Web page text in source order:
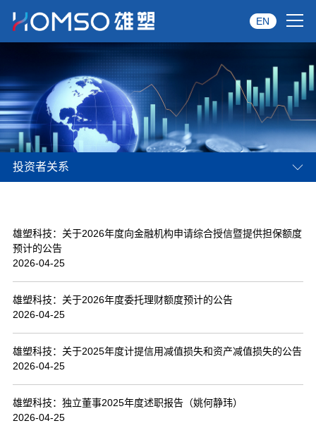
关于雄塑
产品中心
品牌服务
资讯中心
经典案例
联系我们
EN
投资者关系
雄塑科技：关于2026年度向金融机构申请综合授信暨提供担保额度
预计的公告
2026-04-25
雄塑科技：关于2026年度委托理财额度预计的公告
2026-04-25
雄塑科技：关于2025年度计提信用减值损失和资产减值损失的公告
2026-04-25
雄塑科技：独立董事2025年度述职报告（姚何静玮）
2026-04-25